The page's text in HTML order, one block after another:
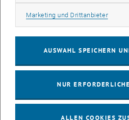
Info Session Learning Journey
03
INFORMATIONSVERANSTALTUNG
Marketing und Drittanbieter
AUSWAHL SPEICHERN
NUR
ALLEN COOKIES